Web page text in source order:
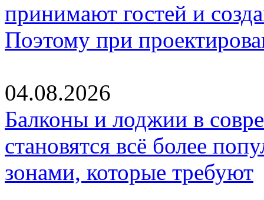
принимают гостей и
Поэтому при
04.08.2026
Балконы и лоджии в
становятся всё более
зонами, которые требуют